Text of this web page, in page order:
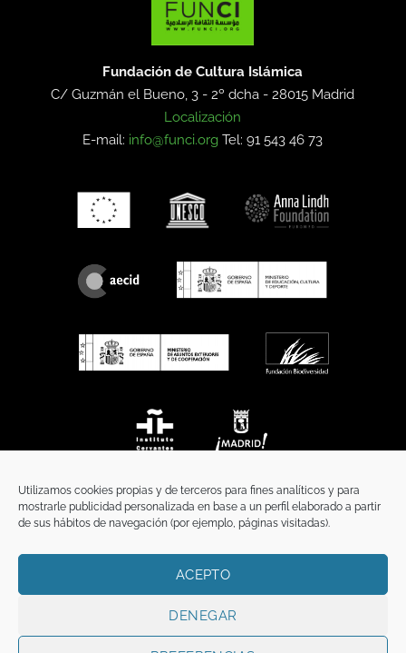
Utilizamos cookies propias y de terceros para fines analíticos y para
mostrarle publicidad personalizada en base a un perfil elaborado a partir
de sus hábitos de navegación (por ejemplo, páginas visitadas).
ACEPTO
DENEGAR
Fundación de Cultura Islámica
C/ Guzmán el Bueno, 3 - 2º dcha -28015 Madrid
Localización
E-mail: info@funci.org Tel: 91 543 46 73
TÉRMINOS Y CONDICIONES
Copyright 2026 ©FunciFUNCI es titular de los derechos de propiedad